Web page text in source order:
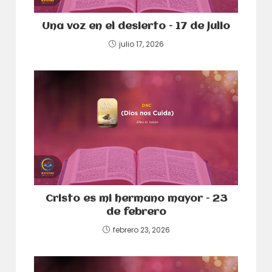
Una voz en el desierto – 17 de julio
julio 17, 2026
Cristo es mi hermano mayor – 23
de febrero
febrero 23, 2026